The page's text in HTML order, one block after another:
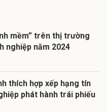
mềm” trên thị trường
nghiệp năm 2024
thích hợp xếp hạng tín
phát hành trái phiếu